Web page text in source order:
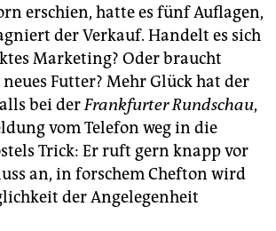
erschien, hatte es fünf Auflagen,
der Verkauf. Handelt es sich
Marketing? Oder braucht
neues Futter? Mehr Glück hat der
bei derFrankfurter Rundschau,
vom Telefon weg in die
Trick: Er ruft gern knapp vor
an, in forschem Chefton wird
der Angelegenheit